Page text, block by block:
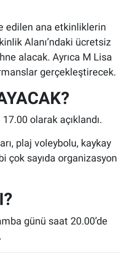
edilen ana etkinliklerin
Alanı’ndaki ücretsiz
alacak. Ayrıca M Lisa
gerçekleştirecek.
olarak açıklandı.
plaj voleybolu, kaykay
çok sayıda organizasyon
günü saat 20.00’de